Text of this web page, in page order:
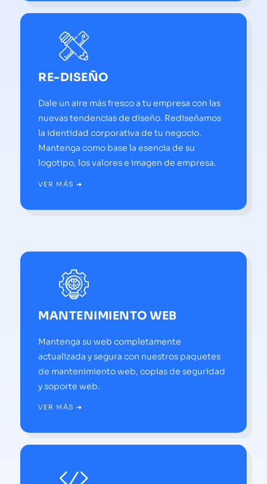
RE-DISEÑO
Dale un aire más fresco a tu empresa con las
nuevas tendencias de diseño. Rediseñamos
la identidad corporativa de tu negocio.
Mantenga como base la esencia de su
logotipo, los valores e imagen de empresa.
VER MÁS ➜
MANTENIMIENTO WEB
Mantenga su web completamente
actualizada y segura con nuestros paquetes
de mantenimiento web, copias de seguridad
y soporte web.
VER MÁS ➜